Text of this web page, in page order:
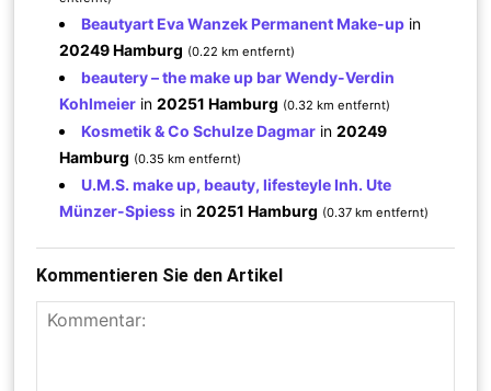
Beautyart Eva Wanzek Permanent Make-up in
20249 Hamburg (0.22 km entfernt)
beautery – the make up bar Wendy-Verdin
Kohlmeier in20251 Hamburg (0.32 km entfernt)
Kosmetik & Co Schulze Dagmar in20249
Hamburg (0.35 km entfernt)
U.M.S. make up, beauty, lifesteyle Inh. Ute
Münzer-Spiess in20251 Hamburg (0.37 km entfernt)
Kommentieren Sie den Artikel